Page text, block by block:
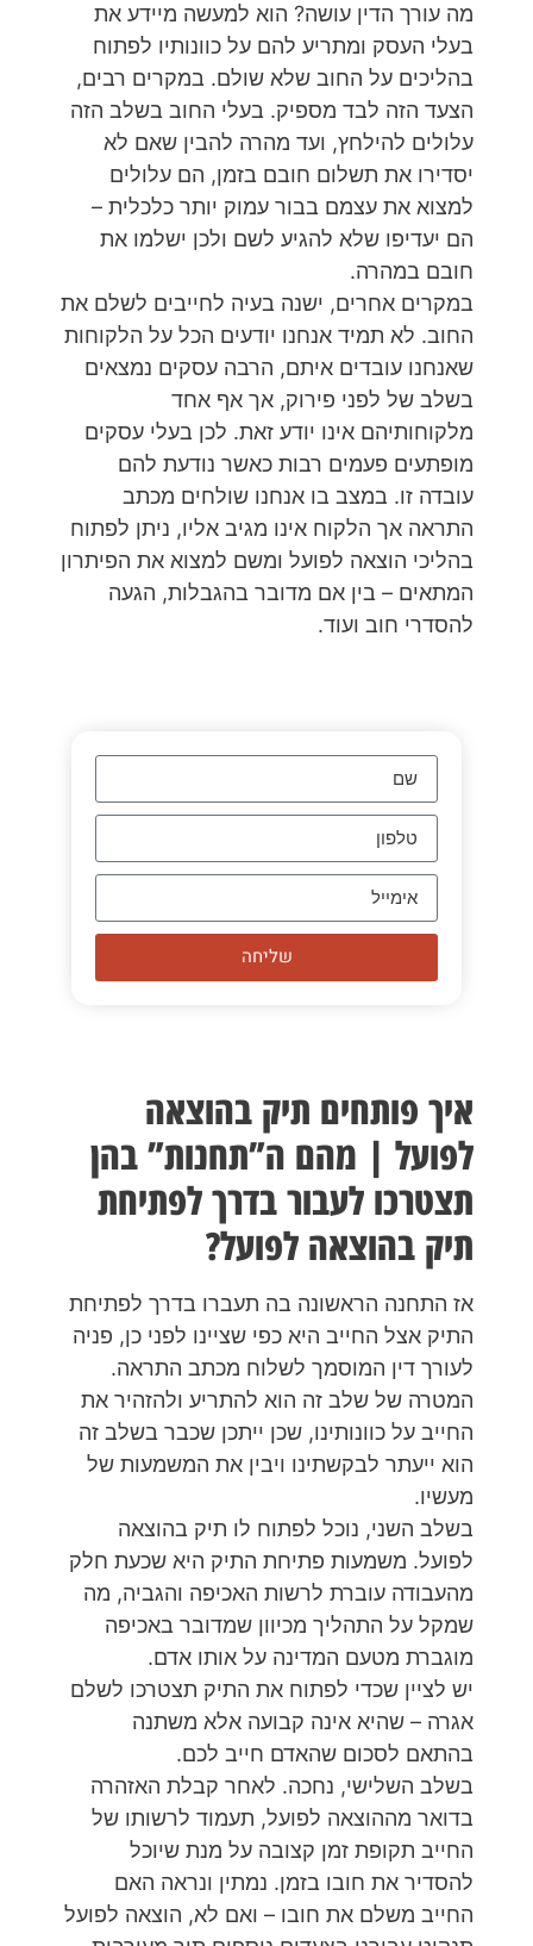
מה עורך הדין עושה? הוא למעשה מיידע את
בעלי העסק ומתריע להם על כוונותיו לפתוח
בהליכים על החוב שלא שולם. במקרים רבים,
הצעד הזה לבד מספיק. בעלי החוב בשלב הזה
עלולים להילחץ, ועד מהרה להבין שאם לא
יסדירו את תשלום חובם בזמן, הם עלולים
למצוא את עצמם בבור עמוק יותר כלכלית –
הם יעדיפו שלא להגיע לשם ולכן ישלמו את
חובם במהרה.
במקרים אחרים, ישנה בעיה לחייבים לשלם את
החוב. לא תמיד אנחנו יודעים הכל על הלקוחות
שאנחנו עובדים איתם, הרבה עסקים נמצאים
בשלב של לפני פירוק, אך אף אחד
מלקוחותיהם אינו יודע זאת. לכן בעלי עסקים
מופתעים פעמים רבות כאשר נודעת להם
עובדה זו. במצב בו אנחנו שולחים מכתב
התראה אך הלקוח אינו מגיב אליו, ניתן לפתוח
בהליכי הוצאה לפועל ומשם למצוא את הפיתרון
המתאים – בין אם מדובר בהגבלות, הגעה
להסדרי חוב ועוד.
שליחה
איך פותחים תיק בהוצאה
לפועל | מהם ה”תחנות” בהן
תצטרכו לעבור בדרך לפתיחת
תיק בהוצאה לפועל?
אז התחנה הראשונה בה תעברו בדרך לפתיחת
התיק אצל החייב היא כפי שציינו לפני כן, פניה
לעורך דין המוסמך לשלוח מכתב התראה.
המטרה של שלב זה הוא להתריע ולהזהיר את
החייב על כוונותינו, שכן ייתכן שכבר בשלב זה
הוא ייעתר לבקשתינו ויבין את המשמעות של
מעשיו.
בשלב השני, נוכל לפתוח לו תיק בהוצאה
לפועל. משמעות פתיחת התיק היא שכעת חלק
מהעבודה עוברת לרשות האכיפה והגביה, מה
שמקל על התהליך מכיוון שמדובר באכיפה
מוגברת מטעם המדינה על אותו אדם.
יש לציין שכדי לפתוח את התיק תצטרכו לשלם
אגרה – שהיא אינה קבועה אלא משתנה
בהתאם לסכום שהאדם חייב לכם.
בשלב השלישי, נחכה. לאחר קבלת האזהרה
בדואר מההוצאה לפועל, תעמוד לרשותו של
החייב תקופת זמן קצובה על מנת שיוכל
להסדיר את חובו בזמן. נמתין ונראה האם
החייב משלם את חובו – ואם לא, הוצאה לפועל